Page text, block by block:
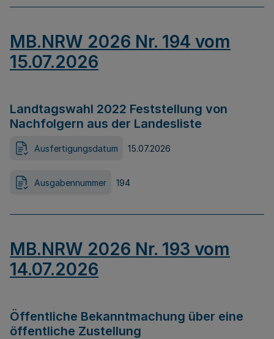
MB.NRW 2026 Nr. 194 vom
15.07.2026
Landtagswahl 2022 Feststellung von
Nachfolgern aus der Landesliste
Ausfertigungsdatum 15.07.2026
Ausgabennummer 194
MB.NRW 2026 Nr. 193 vom
14.07.2026
Öffentliche Bekanntmachung über eine
öffentliche Zustellung